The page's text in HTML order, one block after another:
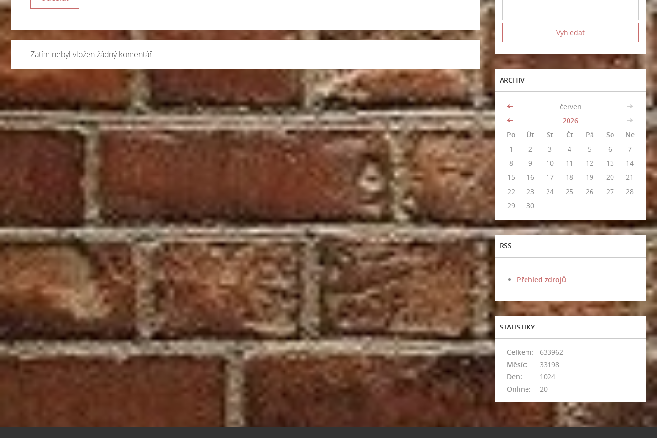
Zatím nebyl vložen žádný komentář
ARCHIV
<< červen
>>
<<
2026
>>
Po
Út St Čt Pá So
Ne
1
2 3 4 5 6
7
8
9 10 11 12 13
14
15
16 17 18 19 20
21
22
23 24 25 26 27
28
29
30
RSS
Přehled zdrojů
STATISTIKY
Online: 20
Celkem:
633962
Měsíc:
33198
Den:
1024